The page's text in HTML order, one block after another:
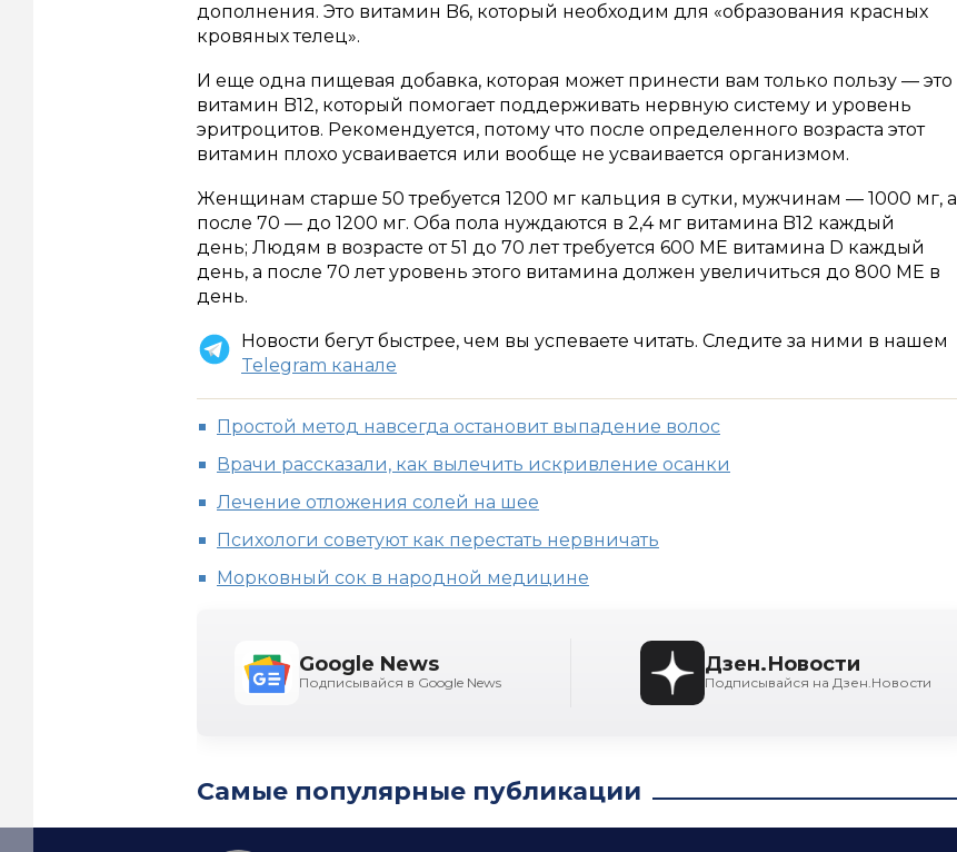
дополнения. Это витамин B6, который необходим для «образования красных
кровяных телец».
И еще одна пищевая добавка, которая может принести вам только пользу — это
витамин B12, который помогает поддерживать нервную систему и уровень
эритроцитов. Рекомендуется, потому что после определенного возраста этот
витамин плохо усваивается или вообще не усваивается организмом.
Женщинам старше 50 требуется 1200 мг кальция в сутки, мужчинам — 1000 мг, а
после 70 — до 1200 мг. Оба пола нуждаются в 2,4 мг витамина B12 каждый
день; Людям в возрасте от 51 до 70 лет требуется 600 МЕ витамина D каждый
день, а после 70 лет уровень этого витамина должен увеличиться до 800 МЕ в
день.
Новости бегут быстрее, чем вы успеваете читать. Следите за ними в нашем
Telegram канале
Простой метод навсегда остановит выпадение волос
Врачи рассказали, как вылечить искривление осанки
Лечение отложения солей на шее
Психологи советуют как перестать нервничать
Морковный сок в народной медицине
Google News
Подписывайся в Google News
Дзен.Новости
Подписывайся на Дзен.Новости
Самые популярные публикации